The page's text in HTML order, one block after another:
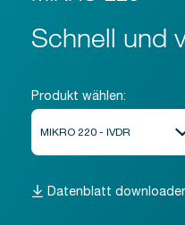
Support Center
Kontakt
Schnell und
Produkt wählen:
Datenblatt